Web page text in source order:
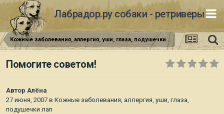
Лабрадор.ру собаки - ретриверы
Кожные заболевания, аллергия, уши, глаза, подушечки лап
Помогите советом!
Автор Алёна
27 июня, 2007 в Кожные заболевания, аллергия, уши, глаза,
подушечки лап